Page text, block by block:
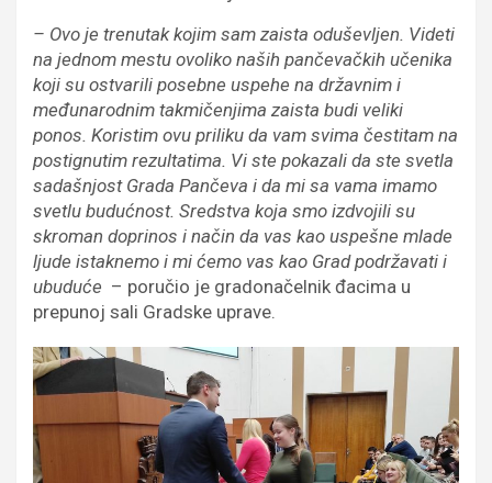
– Ovo je trenutak kojim sam zaista oduševljen. Videti
na jednom mestu ovoliko naših pančevačkih učenika
koji su ostvarili posebne uspehe na državnim i
međunarodnim takmičenjima zaista budi veliki
ponos. Koristim ovu priliku da vam svima čestitam na
postignutim rezultatima. Vi ste pokazali da ste svetla
sadašnjost Grada Pančeva i da mi sa vama imamo
svetlu budućnost. Sredstva koja smo izdvojili su
skroman doprinos i način da vas kao uspešne mlade
ljude istaknemo i mi ćemo vas kao Grad podržavati i
ubuduće – poručio je gradonačelnik đacima u
prepunoj sali Gradske uprave.